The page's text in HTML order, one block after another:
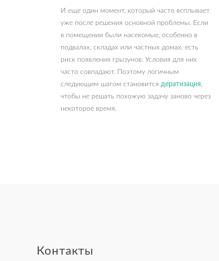
И еще один момент, который часто всплывает
уже после решения основной проблемы. Если
в помещении были насекомые, особенно в
подвалах, складах или частных домах, есть
риск появления грызунов. Условия для них
часто совпадают. Поэтому логичным
следующим шагом становится дератизация,
чтобы не решать похожую задачу заново через
некоторое время.
Контакты